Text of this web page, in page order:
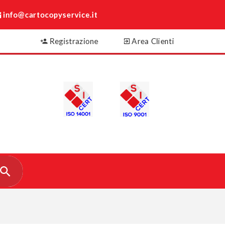
info@cartocopyservice.it
Registrazione Area Clienti